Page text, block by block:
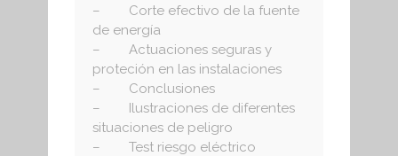
– Corte efectivo de la fuente
de energía
– Actuaciones seguras y
proteción en las instalaciones
– Conclusiones
– Ilustraciones de diferentes
situaciones de peligro
– Test riesgo eléctrico